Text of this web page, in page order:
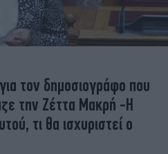
τον δημοσιογράφο που
την Ζέττα Μακρή -Η
τι θα ισχυριστεί ο